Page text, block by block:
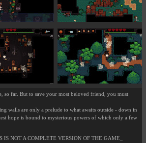
so far. But to save your most beloved friend, you must
walls are only a prelude to what awaits outside - down in
hope is bound to mysterious powers of which only a few
IS NOT A COMPLETE VERSION OF THE GAME_